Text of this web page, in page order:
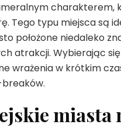
charakterem,
Tego typu miejsca są
położone niedaleko
atrakcji. Wybierając
wrażenia w krótkim